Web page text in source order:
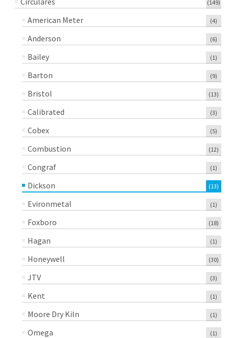
(149)
American Meter (4)
Anderson (6)
Bailey (1)
Barton (9)
Bristol (13)
Calibrated (3)
Cobex (5)
Combustion (12)
Congraf (1)
Dickson (13)
Evironmetal (1)
Foxboro (18)
Hagan (1)
Honeywell (30)
JTV (3)
Kent (1)
Moore Dry Kiln (1)
Omega (1)